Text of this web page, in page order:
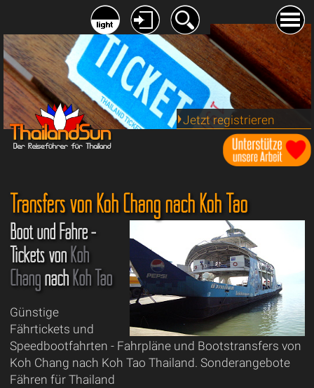
Jetzt registrieren
Transfers von Koh Chang nach Koh Tao
Boot und Fähre -
Tickets von Koh
Changnach Koh Tao
Günstige
Fährtickets und
Speedbootfahrten - Fahrpläne und Bootstransfers von
Koh Chang nach Koh Tao Thailand. Sonderangebote
Fähren für Thailand